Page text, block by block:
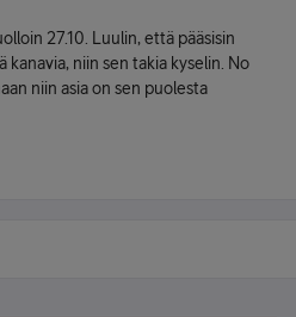
27.10. Luulin, että pääsisin
niin sen takia kyselin. No
niin asia on sen puolesta